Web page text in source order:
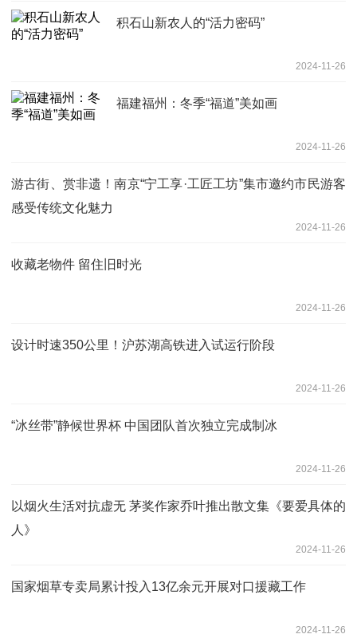
积石山新农人的“活力密码”
2024-11-26
福建福州：冬季“福道”美如画
2024-11-26
游古街、赏非遗！南京“宁工享·工匠工坊”集市邀约市民游客
感受传统文化魅力
2024-11-26
收藏老物件 留住旧时光
2024-11-26
设计时速350公里！沪苏湖高铁进入试运行阶段
2024-11-26
“冰丝带”静候世界杯 中国团队首次独立完成制冰
2024-11-26
以烟火生活对抗虚无 茅奖作家乔叶推出散文集《要爱具体的
人》
2024-11-26
国家烟草专卖局累计投入13亿余元开展对口援藏工作
2024-11-26